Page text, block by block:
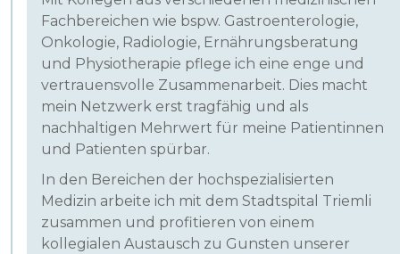
Fachbereichen wie bspw. Gastroenterologie,
Onkologie, Radiologie, Ernährungsberatung
und Physiotherapie pflege ich eine enge und
vertrauensvolle Zusammenarbeit. Dies macht
mein Netzwerk erst tragfähig und als
nachhaltigen Mehrwert für meine Patientinnen
und Patienten spürbar.
In den Bereichen der hochspezialisierten
Medizin arbeite ich mit dem Stadtspital Triemli
zusammen und profitieren von einem
kollegialen Austausch zu Gunsten unserer